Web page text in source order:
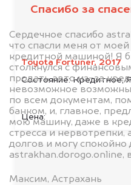
Toyota Fortuner, 2017
Состояние:Кредитное,
Цена:
Спасибо за
Сердечное спасибо
что спасли меня от
кредитной машиной! Я
столкнулся с
продать авто из-за
невозможное
по всем документам,
банком, и, главное,
мою машину, даже в
стресса и нервотрепки,
долгов и могу
astrakhan.dorogo.online,
Максим, Астрахань